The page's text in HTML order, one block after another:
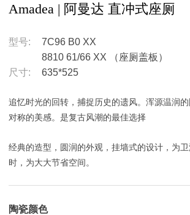
Amadea | 阿曼达 直冲式座厕
型号:
7C96 B0 XX
8810 61/66 XX （座厕盖板）
尺寸:
635*525
追忆时光的回转，捕捉历史的遗风。浑源温润
对称的美感。是复古风潮的最佳选择
经典的造型，圆润的外观，挂墙式的设计，为
时，为大大节省空间。
陶瓷颜色